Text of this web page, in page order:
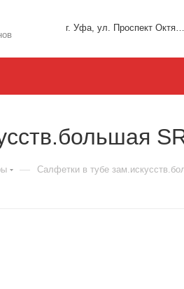
г. Уфа, ул. Проспект Октября 127
— Салфетки в тубе